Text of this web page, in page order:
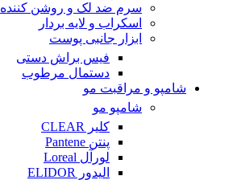
سرم ضد لک و روشن کننده
اسکراب و لایه بردار
ابزار جانبی پوست
فیس براش دستی
دستمال مرطوب
شامپو و مراقبت مو
شامپو مو
کلیر CLEAR
پنتن Pantene
لورآل Loreal
الیدور ELIDOR